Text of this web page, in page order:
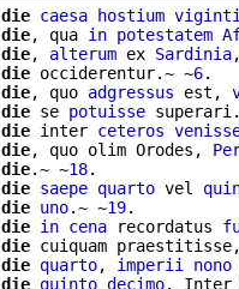
die caesa hostium viginti
die, qua in potestatem
die, alterum ex Sardinia
die occiderentur.~ ~6.
die, quo adgressus est,
die se potuisse
die inter ceteros
die, quo olim Orodes,
die.~ ~18
die saepe quarto vel
die uno.~ ~19.
die in cena recordatus
die cuiquam
die quarto, imperii nono
die quinto decimo. Inter